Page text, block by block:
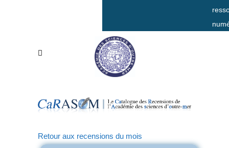
Retour aux recensions du mois